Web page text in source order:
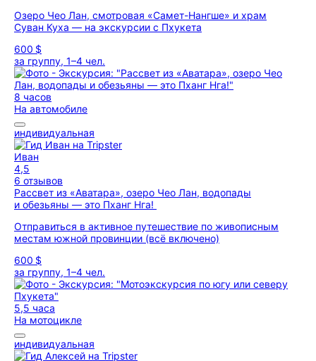
Озеро Чео Лан, смотровая «Самет-Нангше» и храм
Суван Куха — на экскурсии с Пхукета
600 $
за группу, 1–4 чел.
8 часов
На автомобиле
индивидуальная
Иван
4,5
6 отзывов
Рассвет из «Аватара», озеро Чео Лан, водопады
и обезьяны — это Пханг Нга!
Отправиться в активное путешествие по живописным
местам южной провинции (всё включено)
600 $
за группу, 1–4 чел.
5,5 часа
На мотоцикле
индивидуальная